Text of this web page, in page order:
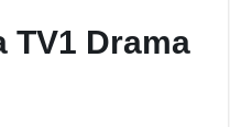
TV1 Drama